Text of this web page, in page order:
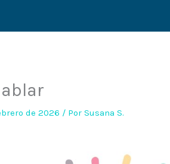
de 2026 / PorSusana S.